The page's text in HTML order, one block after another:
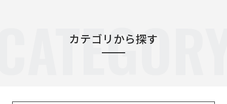
カテゴリから探す